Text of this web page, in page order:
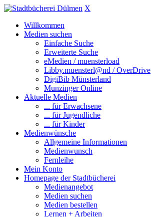
X
Willkommen
Medien suchen
Einfache Suche
Erweiterte Suche
eMedien / muensterload
Libby.muensterl@nd / OverDrive
DigiBib Münsterland
Munzinger Online
Aktuelle Medien
... für Erwachsene
... für Jugendliche
... für Kinder
Medienwünsche
Allgemeine Informationen
Medienwunsch
Fernleihe
Mein Konto
Homepage der Stadtbücherei
Medienangebot
Medien suchen
Medien bestellen
Lernen + Arbeiten